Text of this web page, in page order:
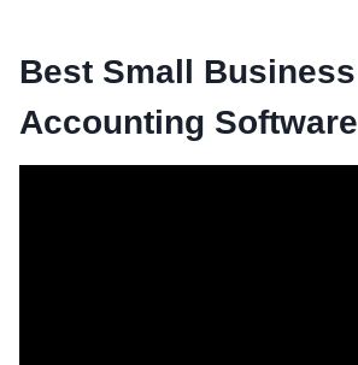
Best Small Business
Accounting Software